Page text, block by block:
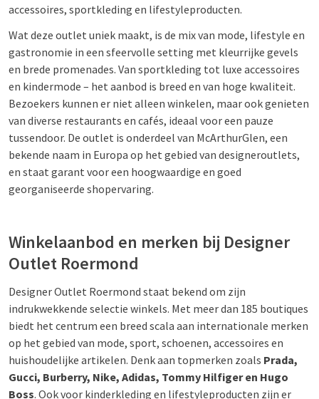
accessoires, sportkleding en lifestyleproducten.
Wat deze outlet uniek maakt, is de mix van mode, lifestyle en
gastronomie in een sfeervolle setting met kleurrijke gevels
en brede promenades. Van sportkleding tot luxe accessoires
en kindermode – het aanbod is breed en van hoge kwaliteit.
Bezoekers kunnen er niet alleen winkelen, maar ook genieten
van diverse restaurants en cafés, ideaal voor een pauze
tussendoor. De outlet is onderdeel van McArthurGlen, een
bekende naam in Europa op het gebied van designeroutlets,
en staat garant voor een hoogwaardige en goed
georganiseerde shopervaring.
Winkelaanbod en merken bij Designer
Outlet Roermond
Designer Outlet Roermond staat bekend om zijn
indrukwekkende selectie winkels. Met meer dan 185 boutiques
biedt het centrum een breed scala aan internationale merken
op het gebied van mode, sport, schoenen, accessoires en
huishoudelijke artikelen. Denk aan topmerken zoals Prada,
Gucci, Burberry, Nike, Adidas, Tommy Hilfiger en Hugo
Boss. Ook voor kinderkleding en lifestyleproducten zijn er